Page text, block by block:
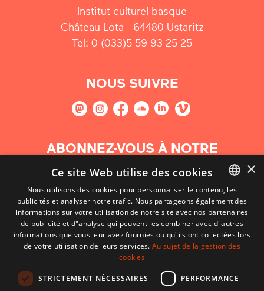
Institut culturel basque
Château Lota - 64480 Ustaritz
Tel: 0 (033)5 59 93 25 25
NOUS SUIVRE
ABONNEZ-VOUS À NOTRE
NEWSLETTER
S'abonner
BASQUE
FRENCH
×
Ce site Web utilise des cookies
Nous utilisons des cookies pour personnaliser le contenu, les
publicités et analyser notre trafic. Nous partageons également des
informations sur votre utilisation de notre site avec nos partenaires
de publicité et d"analyse qui peuvent les combiner avec d"autres
informations que vous leur avez fournies ou qu"ils ont collectées lors
de votre utilisation de leurs services.Au sujet de la gestion des
cookies
STRICTEMENT NÉCESSAIRES PERFORMANCE